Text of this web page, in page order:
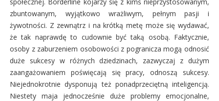
zbuntowanym, wyjątkowo wrażliwym, pełnym pasji i
żywotności. Z zewnątrz i na krótką metę może się wydawać,
że tak naprawdę to cudownie być taką osobą. Faktycznie,
osoby z zaburzeniem osobowości z pogranicza mogą odnosić
duże sukcesy w różnych dziedzinach, zazwyczaj z dużym
zaangażowaniem poświęcają się pracy, odnoszą sukcesy.
Niejednokrotnie dysponują też ponadprzeciętną inteligencją.
Niestety maja jednocześnie duże problemy emocjonalne,